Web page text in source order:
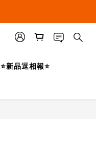
⭐新品逗相報⭐